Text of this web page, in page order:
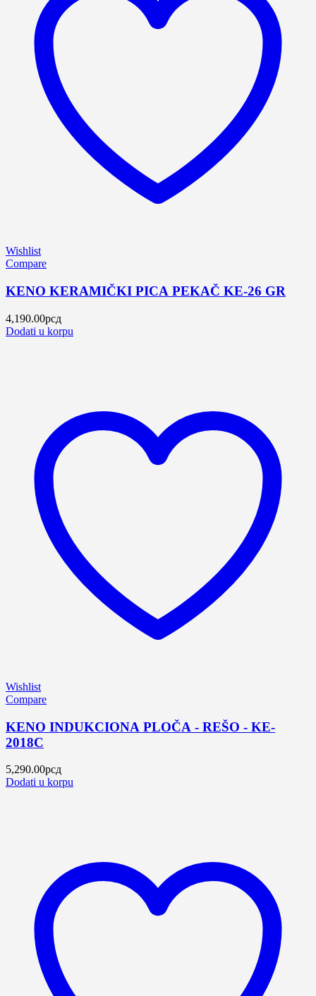
Wishlist
Compare
KENO KERAMIČKI PICA PEKAČ KE-26 GR
4,190.00рсд
Dodati u korpu
Wishlist
Compare
KENO INDUKCIONA PLOČA - REŠO - KE-
2018C
5,290.00рсд
Dodati u korpu